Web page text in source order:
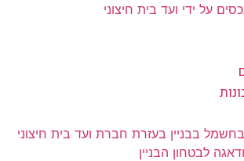
על ידי ועד בית חיצוני
בבניין בעזרת חברת ועד בית חיצוני
לבטחון הבניין